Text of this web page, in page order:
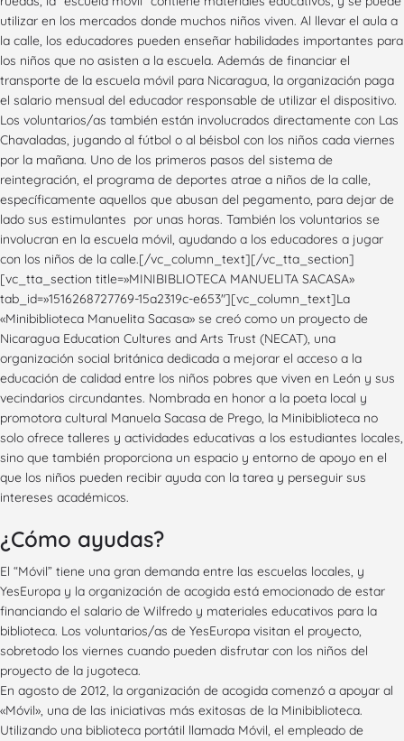
utilizar en los mercados donde muchos niños viven. Al llevar el aula a
la calle, los educadores pueden enseñar habilidades importantes para
los niños que no asisten a la escuela. Además de financiar el
transporte de la escuela móvil para Nicaragua, la organización paga
el salario mensual del educador responsable de utilizar el dispositivo.
Los voluntarios/as también están involucrados directamente con Las
Chavaladas, jugando al fútbol o al béisbol con los niños cada viernes
por la mañana. Uno de los primeros pasos del sistema de
reintegración, el programa de deportes atrae a niños de la calle,
específicamente aquellos que abusan del pegamento, para dejar de
lado sus estimulantes por unas horas. También los voluntarios se
involucran en la escuela móvil, ayudando a los educadores a jugar
con los niños de la calle.[/vc_column_text][/vc_tta_section]
[vc_tta_section title=»MINIBIBLIOTECA MANUELITA SACASA»
tab_id=»1516268727769-15a2319c-e653″][vc_column_text]La
«Minibiblioteca Manuelita Sacasa» se creó como un proyecto de
Nicaragua Education Cultures and Arts Trust (NECAT), una
organización social británica dedicada a mejorar el acceso a la
educación de calidad entre los niños pobres que viven en León y sus
vecindarios circundantes. Nombrada en honor a la poeta local y
promotora cultural Manuela Sacasa de Prego, la Minibiblioteca no
solo ofrece talleres y actividades educativas a los estudiantes locales,
sino que también proporciona un espacio y entorno de apoyo en el
que los niños pueden recibir ayuda con la tarea y perseguir sus
intereses académicos.
¿Cómo ayudas?
El “Móvil” tiene una gran demanda entre las escuelas locales, y
YesEuropa y la organización de acogida está emocionado de estar
financiando el salario de Wilfredo y materiales educativos para la
biblioteca. Los voluntarios/as de YesEuropa visitan el proyecto,
sobretodo los viernes cuando pueden disfrutar con los niños del
proyecto de la jugoteca.
En agosto de 2012, la organización de acogida comenzó a apoyar al
«Móvil», una de las iniciativas más exitosas de la Minibiblioteca.
Utilizando una biblioteca portátil llamada Móvil, el empleado de